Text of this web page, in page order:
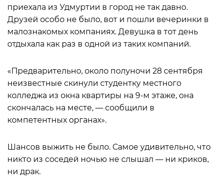
приехала из Удмуртии в город не так давно.
Друзей особо не было, вот и пошли вечеринки в
малознакомых компаниях. Девушка в тот день
отдыхала как раз в одной из таких компаний.
«Предварительно, около полуночи 28 сентября
неизвестные скинули студентку местного
колледжа из окна квартиры на 9-м этаже, она
скончалась на месте, — сообщили в
компетентных органах».
Шансов выжить не было. Самое удивительно, что
никто из соседей ночью не слышал — ни криков,
ни драк.